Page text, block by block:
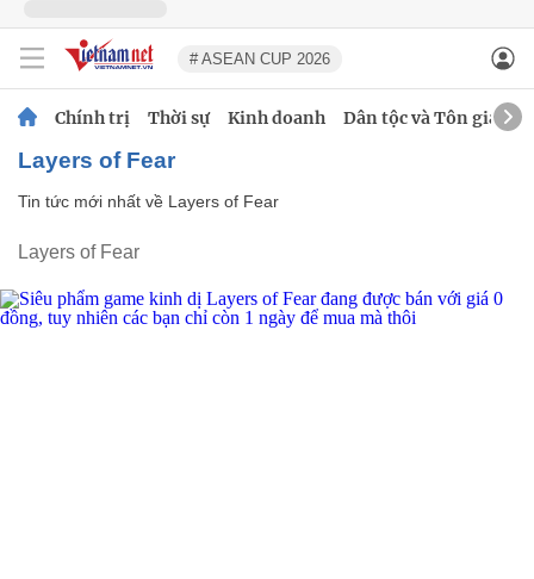
# ASEAN CUP 2026
Chính trị Thời sự Kinh doanh Dân tộc và Tôn giáo
Layers of Fear
Tin tức mới nhất về Layers of Fear
Layers of Fear